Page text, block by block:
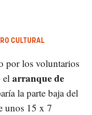
CULTURAL
por los voluntarios
elarranque de
la parte baja del
unos 15 x 7